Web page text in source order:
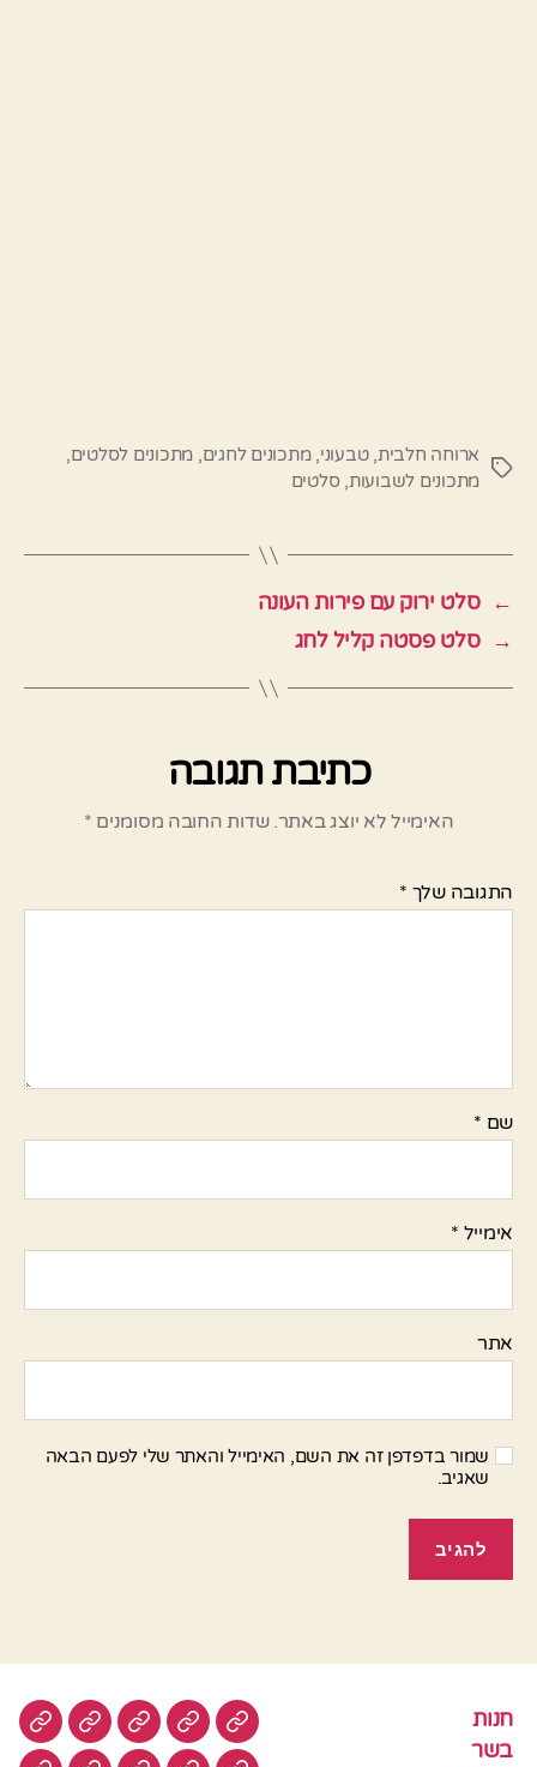
תגיות
ארוחה חלבית,טבעוני,מתכונים לחגים, מתכונים לסלטים,
מתכונים לשבועות, סלטים
← סלט ירוק עם פירות העונה
→ סלט פסטה קליל לחג
כתיבת תגובה
האימייל לא יוצג באתר. שדות החובה מסומנים *
התגובה שלך *
שם *
אימייל *
אתר
שמור בדפדפן זה את השם, האימייל והאתר שלי לפעם הבאה
שאגיב.
חנות
בשר
חנות בשר טבעוניסלטים